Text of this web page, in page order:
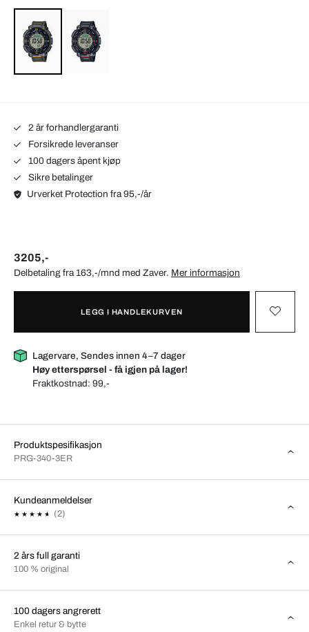
2 år forhandlergaranti
Forsikrede leveranser
100 dagers åpent kjøp
Sikre betalinger
Urverket Protection fra 95,-/år
3205,-
Delbetaling fra 163,-/mnd med Zaver. Mer informasjon
LEGG I HANDLEKURVEN
Lagervare, Sendes innen 4–7 dager
Høy etterspørsel - få igjen på lager!
Fraktkostnad:99,-
Produktspesifikasjon
PRG-340-3ER
Kundeanmeldelser
(2)
2 års full garanti
100 % original
100 dagers angrerett
Enkel retur & bytte